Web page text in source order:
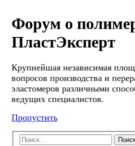
Форум о
ПластЭксперт
Крупнейшая независимая
вопросов производства и
эластомеров различными
ведущих специалистов.
Пропустить